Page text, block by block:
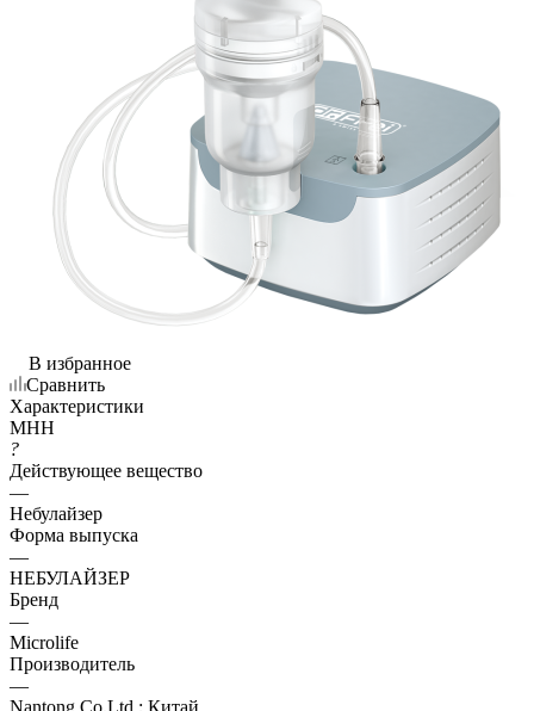
В избранное
Сравнить
Характеристики
МНН
?
Действующее вещество
—
Небулайзер
Форма выпуска
—
НЕБУЛАЙЗЕР
Бренд
—
Microlife
Производитель
—
Nantong Co.Ltd ; Китай